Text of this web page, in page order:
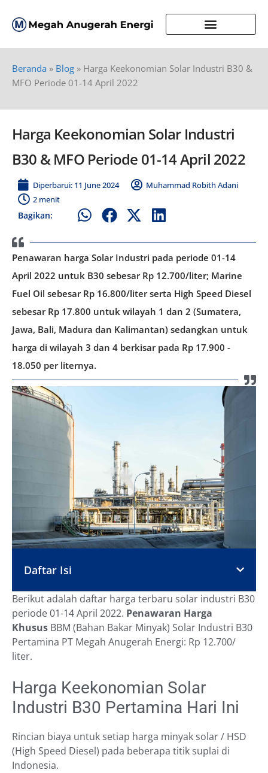
Beranda » Blog » Harga Keekonomian Solar Industri B30 &
MFO Periode 01-14 April 2022
Harga Keekonomian Solar Industri
B30 & MFO Periode 01-14 April 2022
Diperbarui: 11 June 2024
Muhammad Robith Adani
2 menit
Bagikan:
Penawaran harga Solar Industri pada periode 01-14
April 2022 untuk B30 sebesar Rp 12.700/liter; Marine
Fuel Oil sebesar Rp 16.800/liter serta High Speed Diesel
sebesar Rp 17.800 untuk wilayah 1 dan 2 (Sumatera,
Jawa, Bali, Madura dan Kalimantan) sedangkan untuk
harga di wilayah 3 dan 4 berkisar pada Rp 17.900 -
18.050 per liternya.
Daftar Isi
Berikut adalah daftar harga terbaru solar industri B30
periode 01-14 April 2022. Penawaran Harga
Khusus BBM (Bahan Bakar Minyak) Solar Industri B30
Pertamina PT Megah Anugerah Energi: Rp 12.700/
liter.
Harga Keekonomian Solar
Industri B30 Pertamina Hari Ini
Rincian biaya untuk setiap harga minyak solar / HSD
(High Speed Diesel) pada beberapa titik suplai di
Indonesia.